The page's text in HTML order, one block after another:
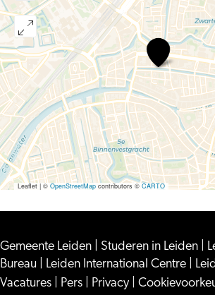
Jawat!
Leaflet| ©OpenStreetMapcontributors ©CARTO
Gemeente Leiden Studeren in Leiden
Bureau
Leiden International Centre
Vacatures
Pers Privacy